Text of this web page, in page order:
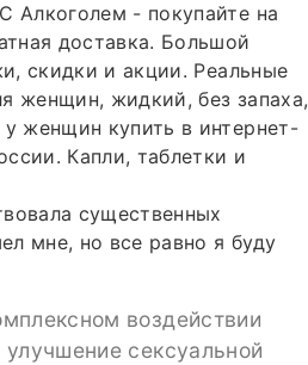
Алкоголем - покупайте на
доставка. Большой
скидки и акции. Реальные
женщин, жидкий, без запаха,
женщин купить в интернет-
Капли, таблетки и
существенных
мне, но все равно я буду
воздействии
сексуальной